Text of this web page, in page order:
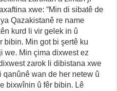
xwe: “Min di sibatê de
Qazakistanê re name
kurd li vir gelek in û
bibin. Min got bi şertê ku
we. Min çima dixwest ez
zarok li dibistana xwe
wan de her netew û
bixwînin û fêr bibin. Lê